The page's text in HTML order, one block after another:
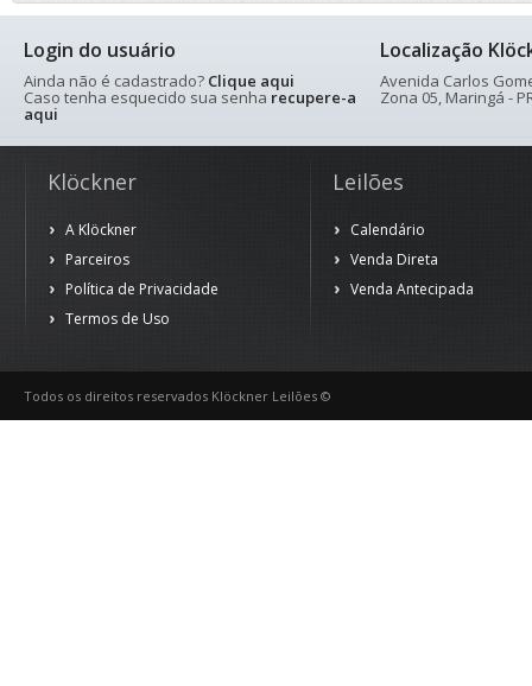
Login do usuário
Ainda não é cadastrado? Clique aqui
Caso tenha esquecido sua senha recupere-a
aqui
Localização
Avenida Carlos
Zona 05, Maringá -
Klöckner
A Klöckner
Parceiros
Política de Privacidade
Termos de Uso
Leilões
Calendário
Venda Direta
Venda Antecipada
Todos os direitos reservados Klöckner Leilões ©